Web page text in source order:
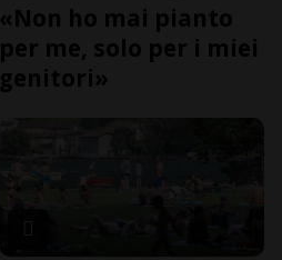
«Non ho mai pianto
per me, solo per i miei
genitori»